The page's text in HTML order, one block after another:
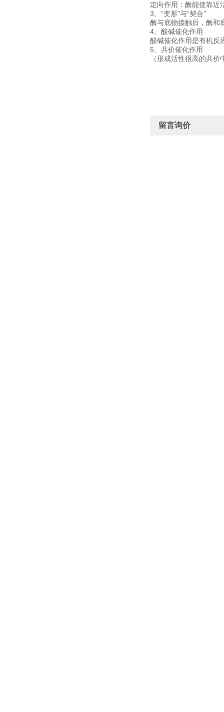
定向作用：酶能使靠近
3、“变形"与“契合"
酶与底物接触后，酶和
4、酸碱催化作用
酸碱催化作用是有机反
5、共价催化作用
（形成活性很高的共价
留言询价